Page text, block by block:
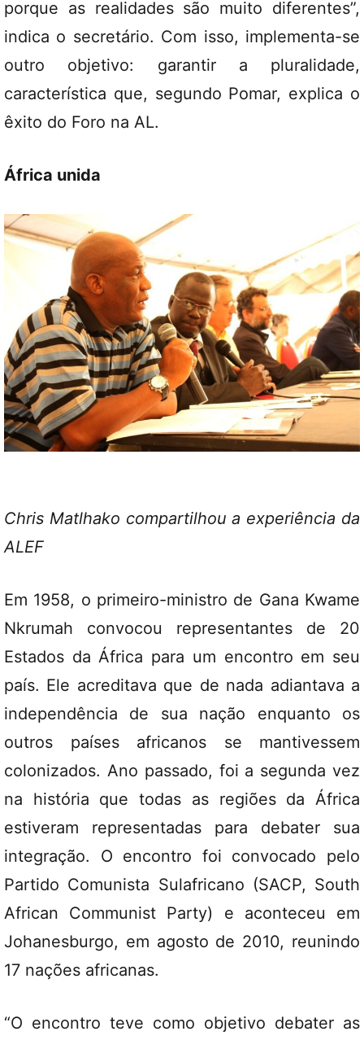
porque as realidades são muito diferentes”,
indica o secretário. Com isso, implementa-se
outro objetivo: garantir a pluralidade,
característica que, segundo Pomar, explica o
êxito do Foro na AL.
África unida
Chris Matlhako compartilhou a experiência da
ALEF
Em 1958, o primeiro-ministro de Gana Kwame
Nkrumah convocou representantes de 20
Estados da África para um encontro em seu
país. Ele acreditava que de nada adiantava a
independência de sua nação enquanto os
outros países africanos se mantivessem
colonizados. Ano passado, foi a segunda vez
na história que todas as regiões da África
estiveram representadas para debater sua
integração. O encontro foi convocado pelo
Partido Comunista Sulafricano (SACP, South
African Communist Party) e aconteceu em
Johanesburgo, em agosto de 2010, reunindo
17 nações africanas.
“O encontro teve como objetivo debater as